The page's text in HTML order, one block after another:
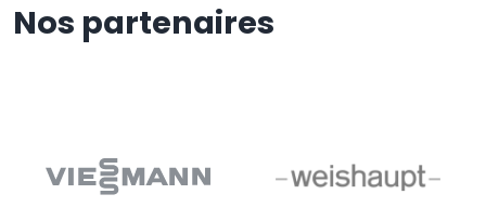
Nos partenaires